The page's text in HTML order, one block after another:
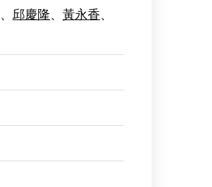
、 邱慶隆、 黃永香、